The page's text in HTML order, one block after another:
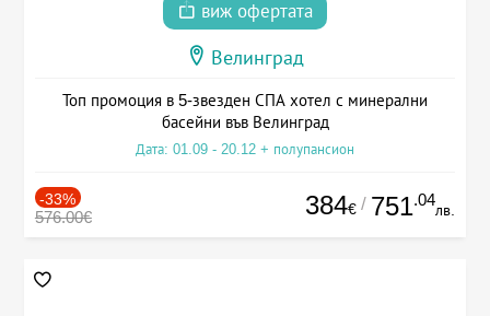
виж офертата
Велинград
Топ промоция в 5-звезден СПА хотел с минерални
басейни във Велинград
Дата: 01.09 - 20.12 + полупансион
-33%
576.00€ 384€ / 751.04
лв.